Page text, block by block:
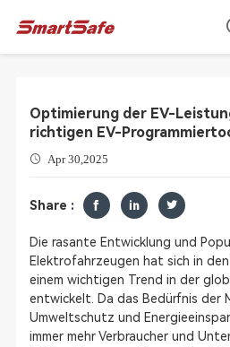
Optimierung der EV-
richtigen EV-
Apr 30,2025
Share :
Die rasante Entwicklung und
Elektrofahrzeugen hat sich in
einem wichtigen Trend in der
entwickelt. Da das Bedürfnis der
Umweltschutz und
immer mehr Verbraucher und